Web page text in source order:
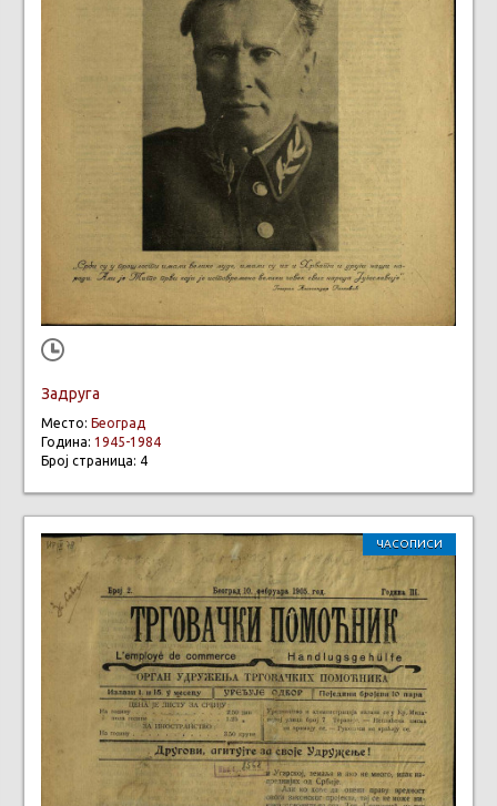
Задруга
Место: Београд
Година: 1945-1984
Број страница: 4
ЧАСОПИСИ